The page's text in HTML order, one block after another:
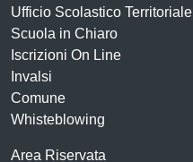
Ufficio Scolastico Territoriale
Scuola in Chiaro
Iscrizioni On Line
Invalsi
Comune
Whisteblowing
Area Riservata